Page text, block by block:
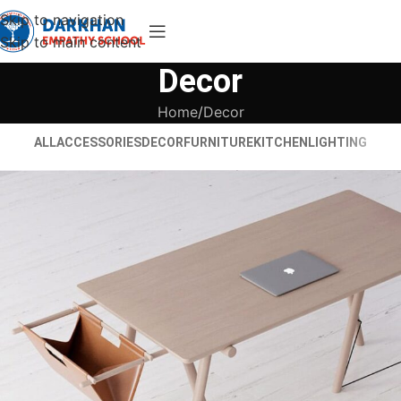
Skip to navigation
Skip to main content
Decor
Home Decor
ALLACCESSORIESDECOR FURNITUREKITCHEN LIGHTING